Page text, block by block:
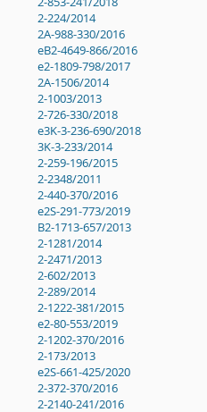
2-224/2014
2A-988-330/2016
eB2-4649-866/2016
e2-1809-798/2017
2A-1506/2014
2-1003/2013
2-726-330/2018
e3K-3-236-690/2018
3K-3-233/2014
2-259-196/2015
2-2348/2011
2-440-370/2016
e2S-291-773/2019
B2-1713-657/2013
2-1281/2014
2-2471/2013
2-602/2013
2-289/2014
2-1222-381/2015
e2-80-553/2019
2-1202-370/2016
2-173/2013
e2S-661-425/2020
2-372-370/2016
2-2140-241/2016